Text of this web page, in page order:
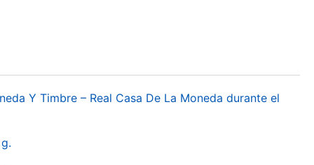
Y Timbre – Real Casa De La Moneda durante el